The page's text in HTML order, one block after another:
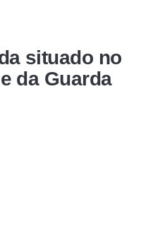
situado no
da Guarda